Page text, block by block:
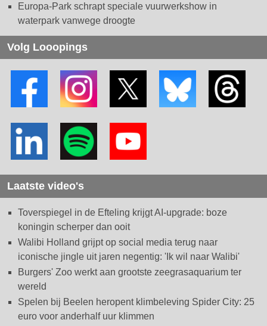
Europa-Park schrapt speciale vuurwerkshow in
waterpark vanwege droogte
Volg Looopings
Laatste video's
Toverspiegel in de Efteling krijgt AI-upgrade: boze
koningin scherper dan ooit
Walibi Holland grijpt op social media terug naar
iconische jingle uit jaren negentig: 'Ik wil naar Walibi'
Burgers' Zoo werkt aan grootste zeegrasaquarium ter
wereld
Spelen bij Beelen heropent klimbeleving Spider City: 25
euro voor anderhalf uur klimmen